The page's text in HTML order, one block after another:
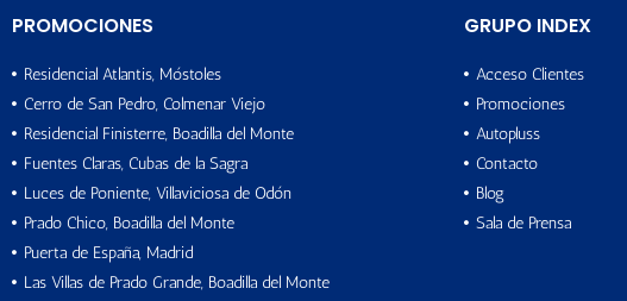
PROMOCIONES
Residencial Atlantis, Móstoles
Cerro de San Pedro, Colmenar Viejo
Residencial Finisterre, Boadilla del Monte
Fuentes Claras, Cubas de la Sagra
Luces de Poniente, Villaviciosa de Odón
Prado Chico, Boadilla del Monte
Puerta de España, Madrid
Las Villas de Prado Grande, Boadilla del Monte
GRUPO INDEX
Acceso Clientes
Promociones
Autopluss
Contacto
Blog
Sala de Prensa